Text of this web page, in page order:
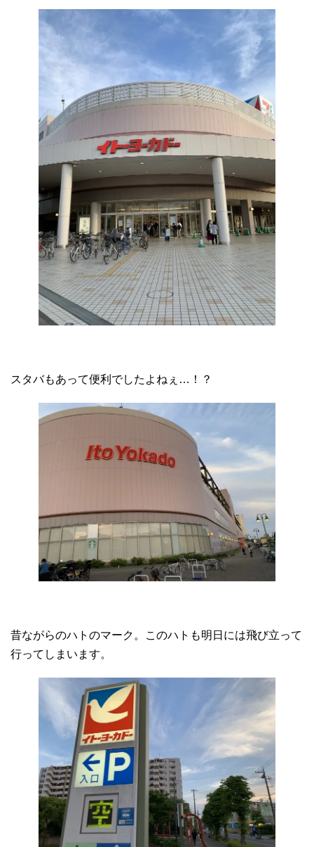
スタバもあって便利でしたよねぇ…！？
昔ながらのハトのマーク。このハトも明日には飛び立って
行ってしまいます。